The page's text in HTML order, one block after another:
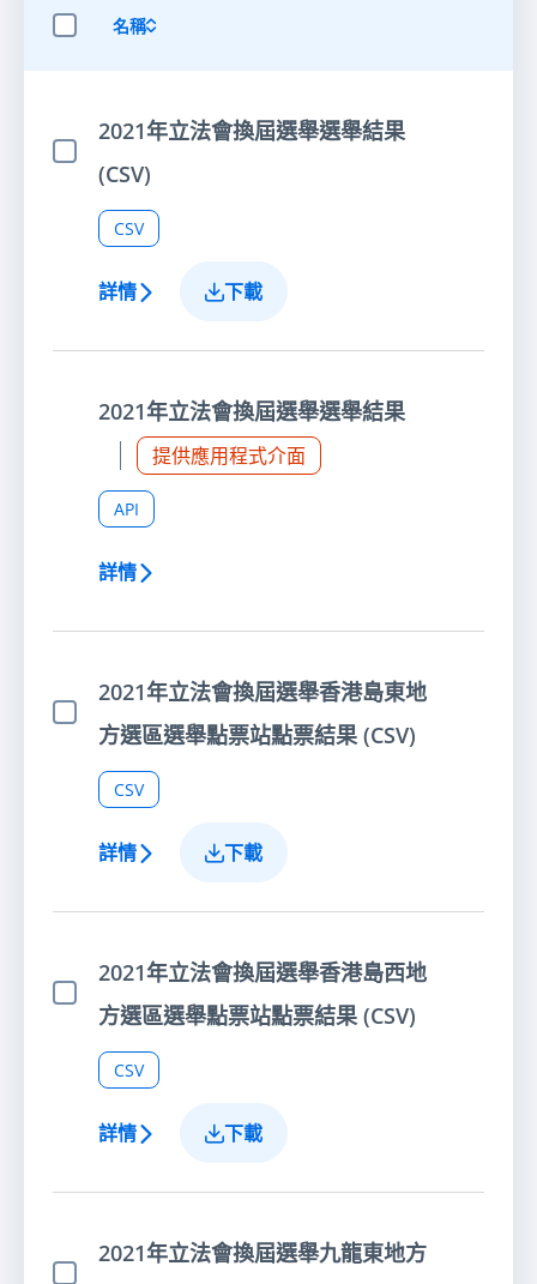
名稱
選擇項目
2021年立法會換屆選舉選舉結果
(CSV)
CSV
詳情 下載
2021年立法會換屆選舉選舉結果
提供應用程式介面
API
詳情
選擇項目
2021年立法會換屆選舉香港島東地
方選區選舉點票站點票結果 (CSV)
CSV
詳情 下載
選擇項目
2021年立法會換屆選舉香港島西地
方選區選舉點票站點票結果 (CSV)
CSV
詳情 下載
2021年立法會換屆選舉九龍東地方